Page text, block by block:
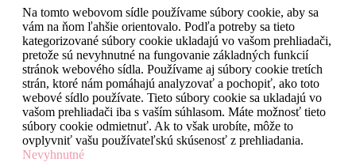
Na tomto webovom sídle používame súbory cookie, aby sa
vám na ňom ľahšie orientovalo. Podľa potreby sa tieto
kategorizované súbory cookie ukladajú vo vašom prehliadači,
pretože sú nevyhnutné na fungovanie základných funkcií
stránok webového sídla. Používame aj súbory cookie tretích
strán, ktoré nám pomáhajú analyzovať a pochopiť, ako toto
webové sídlo používate. Tieto súbory cookie sa ukladajú vo
vašom prehliadači iba s vaším súhlasom. Máte možnosť tieto
súbory cookie odmietnuť. Ak to však urobíte, môže to
ovplyvniť vašu používateľskú skúsenosť z prehliadania.
Nevyhnutné